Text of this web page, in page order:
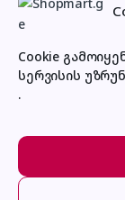
Cookie
სერვისის
.